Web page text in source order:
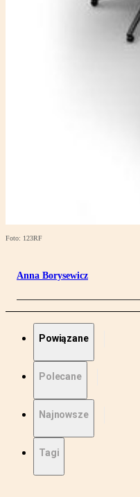
Foto: 123RF
Anna Borysewicz
Powiązane
Polecane
Najnowsze
Tagi